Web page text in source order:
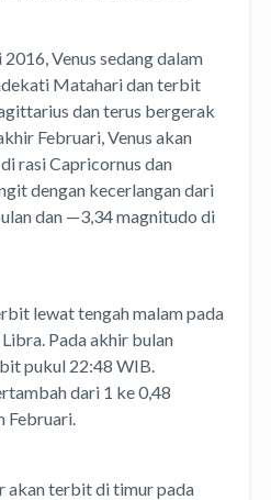
Venus sedang dalam
Matahari dan terbit
dan terus bergerak
Februari, Venus akan
rasi Capricornus dan
dengan kecerlangan dari
dan —3,34 magnitudo di
lewat tengah malam pada
Pada akhir bulan
pukul 22:48 WIB.
dari 1 ke 0,48
Februari.
akan terbit di timur pada